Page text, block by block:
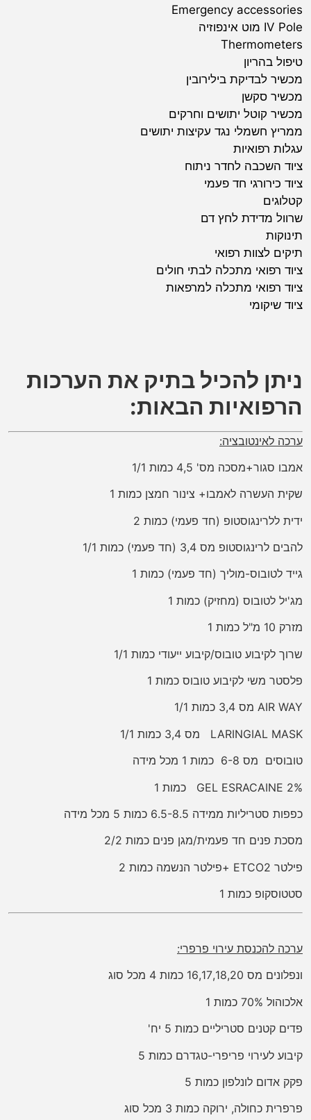
Emergency accessories
IV Pole מוט אינפוזיה
Thermometers
טיפול בהריון
מכשיר לבדיקת בילירובין
מכשיר סקשן
מכשיר קוטל יתושים וחרקים
ממריץ חשמלי נגד עקיצות יתושים
עגלות רפואיות
ציוד השכבה לחדר ניתוח
ציוד כירורגי חד פעמי
קטלוגים
שרוול מדידת לחץ דם
תינוקות
תיקים לצוות רפואי
ציוד רפואי מתכלה לבתי חולים
ציוד רפואי מתכלה למרפאות
ציוד שיקומי
ניתן להכיל בתיק את הערכות
הרפואיות הבאות:
ערכה לאינטובציה:
אמבו סגור+מסכה מס' 4,5 כמות 1/1
שקית העשרה לאמבו+ צינור חמצן כמות 1
ידית ללרינגוסטופ (חד פעמי) כמות 2
להבים לרינגוסטופ מס 3,4 (חד פעמי) כמות 1/1
גייד לטובוס-מוליך (חד פעמי) כמות 1
מג'יל לטובוס (מחזיק) כמות 1
מזרק 10 מ"ל כמות 1
שרוך לקיבוע טובוס/קיבוע ייעודי כמות 1/1
פלסטר משי לקיבוע טובוס כמות 1
AIR WAY מס 3,4 כמות 1/1
LARINGIAL MASK מס 3,4 כמות 1/1
טובוסים מס 6-8 כמות 1 מכל מידה
GEL ESRACAINE 2% כמות 1
כפפות סטריליות ממידה 6.5-8.5 כמות 5 מכל מידה
מסכת פנים חד פעמית/מגן פנים כמות 2/2
פילטר ETCO2 +פילטר הנשמה כמות 2
סטטוסקופ כמות 1
ערכה להכנסת עירוי פרפרי:
ונפלונים מס 16,17,18,20 כמות 4 מכל סוג
אלכוהול 70% כמות 1
פדים קטנים סטריליים כמות 5 יח'
קיבוע לעירוי פריפרי-טגדרם כמות 5
פקק אדום לונלפון כמות 5
פרפרית כחולה, ירוקה כמות 3 מכל סוג